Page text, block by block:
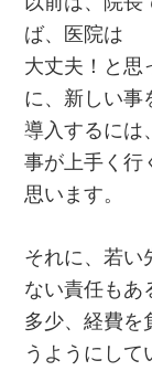
ば、医院は
大丈夫！と思
に、新しい事
導入するには
事が上手く行
思います。
それに、若い
ない責任もあ
多少、経費を
うようにして